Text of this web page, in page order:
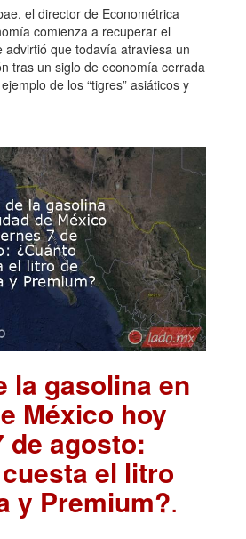
el director de Econométrica
comienza a recuperar el
advirtió que todavía atraviesa un
tras un siglo de economía cerrada
de los “tigres” asiáticos y
la gasolina en
México hoy
de agosto:
el litro
y Premium?.